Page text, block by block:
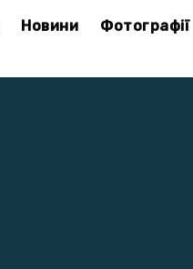
Новини Фотографії